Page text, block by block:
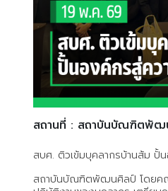
สถานที่ : สถาบันบัณฑิตพัฒ
สบศ. ติวเข้มบุคลากรบ้านส้ม ปั้
สถาบันบัณฑิตพัฒนศิลป์ โดยคณ